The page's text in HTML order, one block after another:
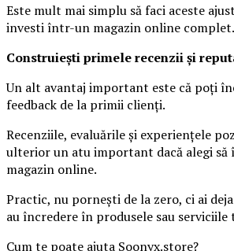
Este mult mai simplu să faci aceste
investi într-un magazin online complet.
Construiești primele recenzii și
Un alt avantaj important este că poți
feedback de la primii clienți.
Recenziile, evaluările și experiențele
ulterior un atu important dacă alegi
magazin online.
Practic, nu pornești de la zero, ci ai
au încredere în produsele sau serviciile
Cum te poate ajuta Soonyx.store?